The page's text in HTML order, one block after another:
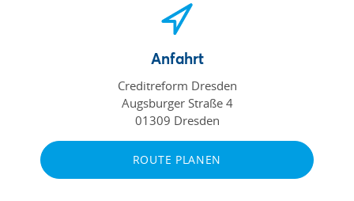
Anfahrt
Creditreform Dresden
Augsburger Straße 4
01309 Dresden
ROUTE PLANEN